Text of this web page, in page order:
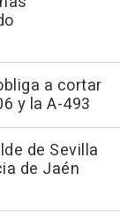
a cortar
y la A-493
de Sevilla
de Jaén